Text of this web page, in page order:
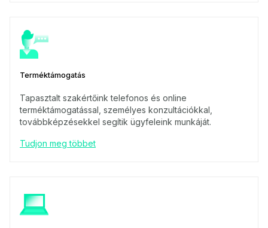
Terméktámogatás
Tapasztalt szakértőink telefonos és online
terméktámogatással, személyes konzultációkkal,
továbbképzésekkel segítik ügyfeleink munkáját.
Tudjon meg többet